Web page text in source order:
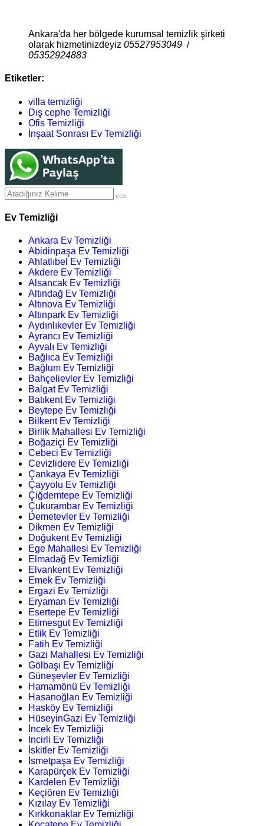
Ankara'da her bölgede kurumsal temizlik şirketi
olarak hizmetinizdeyiz 05527953049 /
05352924883
Etiketler:
villa temizliği
Dış cephe Temizliği
Ofis Temizliği
İnşaat Sonrası Ev Temizliği
Ev Temizliği
Ankara Ev Temizliği
Abidinpaşa Ev Temizliği
Ahlatlıbel Ev Temizliği
Akdere Ev Temizliği
Alsancak Ev Temizliği
Altındağ Ev Temizliği
Altınova Ev Temizliği
Altınpark Ev Temizliği
Aydınlıkevler Ev Temizliği
Ayrancı Ev Temizliği
Ayvalı Ev Temizliği
Bağlıca Ev Temizliği
Bağlum Ev Temizliği
Bahçelievler Ev Temizliği
Balgat Ev Temizliği
Batıkent Ev Temizliği
Beytepe Ev Temizliği
Bilkent Ev Temizliği
Birlik Mahallesi Ev Temizliği
Boğaziçi Ev Temizliği
Cebeci Ev Temizliği
Cevizlidere Ev Temizliği
Çankaya Ev Temizliği
Çayyolu Ev Temizliği
Çiğdemtepe Ev Temizliği
Çukurambar Ev Temizliği
Demetevler Ev Temizliği
Dikmen Ev Temizliği
Doğukent Ev Temizliği
Ege Mahallesi Ev Temizliği
Elmadağ Ev Temizliği
Elvankent Ev Temizliği
Emek Ev Temizliği
Ergazi Ev Temizliği
Eryaman Ev Temizliği
Esertepe Ev Temizliği
Etimesgut Ev Temizliği
Etlik Ev Temizliği
Fatih Ev Temizliği
Gazi Mahallesi Ev Temizliği
Gölbaşı Ev Temizliği
Güneşevler Ev Temizliği
Hamamönü Ev Temizliği
Hasanoğlan Ev Temizliği
Hasköy Ev Temizliği
HüseyinGazi Ev Temizliği
İncek Ev Temizliği
İncirli Ev Temizliği
İskitler Ev Temizliği
İsmetpaşa Ev Temizliği
Karapürçek Ev Temizliği
Kardelen Ev Temizliği
Keçiören Ev Temizliği
Kızılay Ev Temizliği
Kırkkonaklar Ev Temizliği